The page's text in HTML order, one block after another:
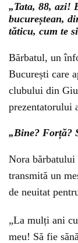
„Tata, 88, azi!
bucureștean,
tăticu, cum te
Bărbatul, un
București care
clubului din
prezentatorului
„Bine? Forță?
Nora bărbatului
transmită un
de neuitat
„La mulți ani
meu! Să fie